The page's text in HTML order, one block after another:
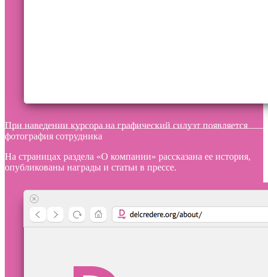
При наведении курсора на графический силуэт появляется
фотография сотрудника
На страницах раздела «О компании» рассказана ее история,
опубликованы награды и статьи в прессе.